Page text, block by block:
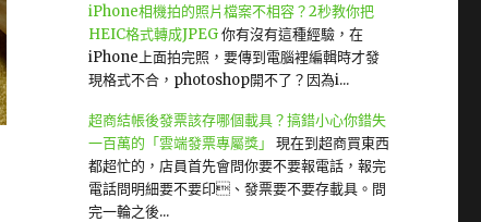
iPhone相機拍的照片檔案不相容？2秒教你把
HEIC格式轉成JPEG你有沒有這種經驗，在
iPhone上面拍完照，要傳到電腦裡編輯時才發
現格式不合，photoshop開不了？因為i...
超商結帳後發票該存哪個載具？搞錯小心你錯失
一百萬的「雲端發票專屬獎」
現在到超商買東西
都超忙的，店員首先會問你要不要報電話，報完
電話問明細要不要印、發票要不要存載具。問
完一輪之後...